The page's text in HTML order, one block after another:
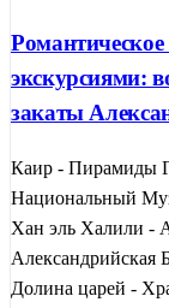
Романтическое
экскурсиями:
закаты
Каир - Пирамиды
Национальный
Хан эль Халили -
Александрийская
Долина царей -